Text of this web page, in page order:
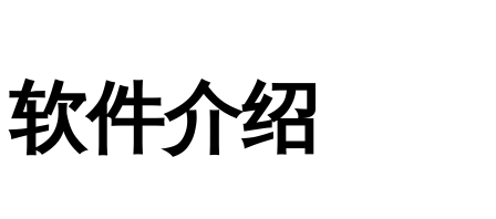
软件介绍